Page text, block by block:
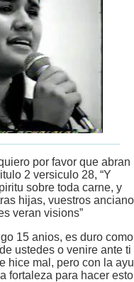
por favor que abran
2 versiculo 28, “Y
sobre toda carne, y
hijas, vuestros
veran visions”
15 anios, es duro como
ustedes o venire ante ti
hice mal, pero con la
fortaleza para hacer